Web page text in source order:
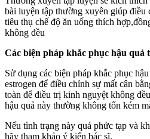
bài luyện tập thường xuyên giúp điều
tiêu thụ chế độ ăn uống thích
không đều
Các biện pháp khắc phục hậu quả
Sử dụng các biện pháp khắc phục
estrogen để điều chỉnh sự mất cân
toàn để điều trị kinh nguyệt không
hậu quả này thường không tốn kém
Nếu tình trạng này quá phức tạp và
hãy tham khảo ý kiến bác sĩ.